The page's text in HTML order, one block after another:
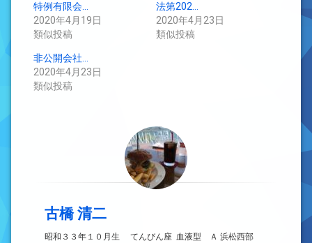
特例有限会…
2020年4月19日
類似投稿
法第202…
2020年4月23日
類似投稿
非公開会社…
2020年4月23日
類似投稿
古橋 清二
昭和３３年１０月生 てんびん座 血液型 Ａ 浜松西部